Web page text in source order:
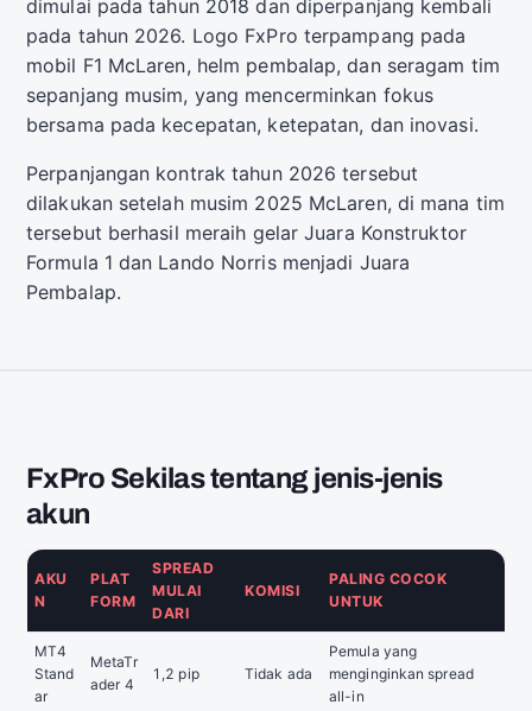
dimulai pada tahun 2018 dan diperpanjang kembali
pada tahun 2026. Logo FxPro terpampang pada
mobil F1 McLaren, helm pembalap, dan seragam tim
sepanjang musim, yang mencerminkan fokus
bersama pada kecepatan, ketepatan, dan inovasi.
Perpanjangan kontrak tahun 2026 tersebut
dilakukan setelah musim 2025 McLaren, di mana tim
tersebut berhasil meraih gelar Juara Konstruktor
Formula 1 dan Lando Norris menjadi Juara
Pembalap.
FxPro Sekilas tentang jenis-jenis
akun
AKU
N
PLAT
FORM
SPREAD
MULAI
DARI
KOMISI
PALING COCOK
UNTUK
MT4
Stand
ar
MetaTr
ader 4
1,2 pip Tidak ada
Pemula yang
menginginkan spread
all-in